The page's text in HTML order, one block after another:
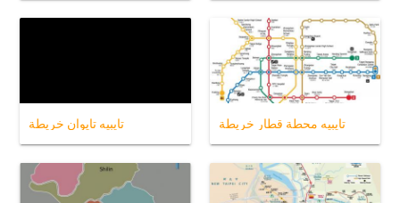
تايبيه تايوان خريطة تايبيه محطة قطار خريطة